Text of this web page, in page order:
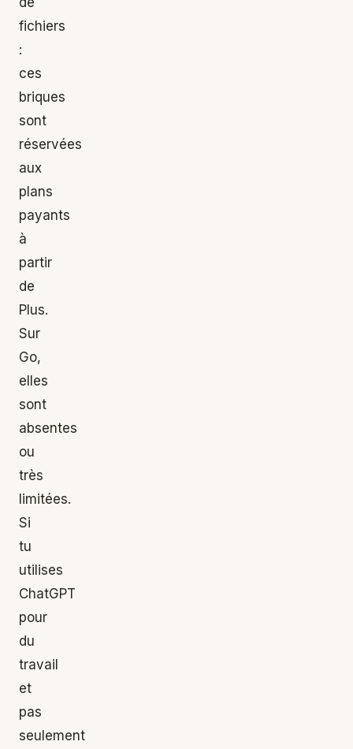
fichiers
:
ces
briques
sont
réservées
aux
plans
payants
à
partir
de
Plus.
Sur
Go,
elles
sont
absentes
ou
très
limitées.
Si
tu
utilises
ChatGPT
pour
du
travail
et
pas
seulement